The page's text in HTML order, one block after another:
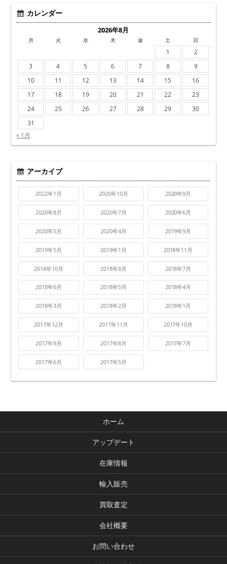
カレンダー
2026年8月
月 火 水 木 金 土 日
1
2
3
4 5 6 7 8
9
10
11 12 13 14 15
16
17
18 19 20 21 22
23
24
25 26 27 28 29
30
31
« 1月
アーカイブ
2022年1月 2020年10月 2020年9月
2020年8月 2020年7月 2020年6月
2020年5月 2020年4月 2019年9月
2019年5月 2019年1月 2018年11月
2018年10月 2018年8月 2018年7月
2018年6月 2018年5月 2018年4月
2018年3月 2018年2月 2018年1月
2017年12月 2017年11月 2017年10月
2017年9月 2017年8月 2017年7月
2017年6月 2017年5月
ホーム
アップデート
在庫情報
輸入販売
買取査定
会社概要
お問い合わせ